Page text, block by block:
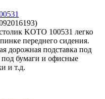
)
KOTO 100531 легко
переднего сидения.
дорожная подставка под
бумаги и офисные
и т.д.